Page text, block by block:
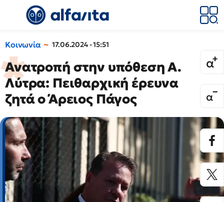
Κοινωνία 17.06.2024 - 15:51
Ανατροπή στην υπόθεση Α.
Λύτρα: Πειθαρχική έρευνα
ζητά ο Άρειος Πάγος